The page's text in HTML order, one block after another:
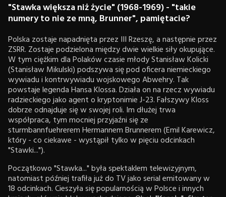
"Stawka większa niż życie" (1968-1969) - "takie
numery to nie ze mną, Brunner", pamiętacie?
Polska zostaje napadnięta przez III Rzeszę, a następnie przez
ZSRR. Zostaje podzielona między dwie wielkie siły okupujące.
W tym ciężkim dla Polaków czasie młody Stanisław Kolicki
(Stanisław Mikulski) podszywa się pod oficera niemieckiego
wywiadu i kontrwywiadu wojskowego Abwehry. Tak
powstaje legenda Hansa Klossa. Działa on na rzecz wywiadu
radzieckiego jako agent o kryptonimie J-23. Fałszywy Kloss
dobrze odnajduje się w swojej roli. Im dłużej trwa
współpraca, tym mocniej przyjaźni się ze
sturmbannfuehrerem Hermannem Brunnerem (Emil Karewicz,
który - co ciekawe - wystąpił tylko w pięciu odcinkach
"Stawki...").
Początkowo "Stawka..." była spektaklem telewizyjnym,
natomiast później trafiła już do TV jako serial emitowany w
18 odcinkach. Cieszyła się popularnością w Polsce i innych